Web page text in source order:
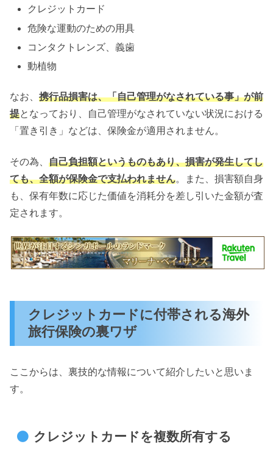
クレジットカード
危険な運動のための用具
コンタクトレンズ、義歯
動植物
なお、 携行品損害は、「自己管理がなされている事」が前
提となっており、自己管理がなされていない状況における
「置き引き」などは、保険金が適用されません。
その為、 自己負担額というものもあり、損害が発生してし
ても、全額が保険金で支払われません。また、損害額自身
も、保有年数に応じた価値を消耗分を差し引いた金額が査
定されます。
クレジットカードに付帯される海外
旅行保険の裏ワザ
ここからは、裏技的な情報について紹介したいと思いま
す。
クレジットカードを複数所有する